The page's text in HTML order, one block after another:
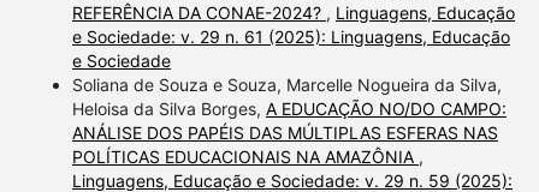
REFERÊNCIA DA CONAE-2024? , Linguagens, Educação
e Sociedade: v. 29 n. 61 (2025): Linguagens, Educação
e Sociedade
Soliana de Souza e Souza, Marcelle Nogueira da Silva,
Heloisa da Silva Borges, A EDUCAÇÃO NO/DO CAMPO:
ANÁLISE DOS PAPÉIS DAS MÚLTIPLAS ESFERAS NAS
POLÍTICAS EDUCACIONAIS NA AMAZÔNIA ,
Linguagens, Educação e Sociedade: v. 29 n. 59 (2025):